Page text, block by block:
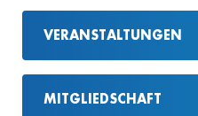
VERANSTALTUNGEN
MITGLIEDSCHAFT